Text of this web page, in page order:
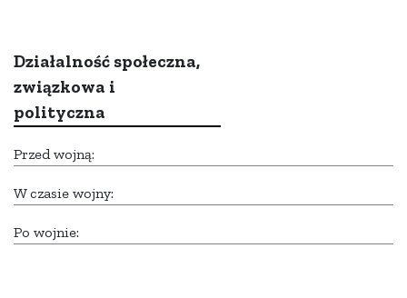
Działalność społeczna,
związkowa i
polityczna
Przed wojną:
W czasie wojny:
Po wojnie: